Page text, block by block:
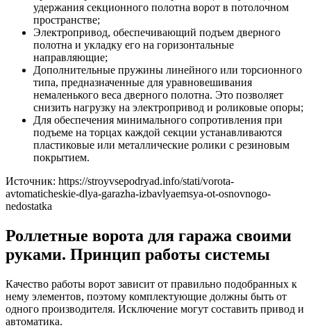
удержания секционного полотна ворот в потолочном
пространстве;
Электропривод, обеспечивающий подъем дверного
полотна и укладку его на горизонтальные
направляющие;
Дополнительные пружины линейного или торсионного
типа, предназначенные для уравновешивания
немаленького веса дверного полотна. Это позволяет
снизить нагрузку на электропривод и роликовые опоры;
Для обеспечения минимального сопротивления при
подъеме на торцах каждой секции устанавливаются
пластиковые или металлические ролики с резиновым
покрытием.
Источник: https://stroyvsepodryad.info/stati/vorota-
avtomaticheskie-dlya-garazha-izbavlyaemsya-ot-osnovnogo-
nedostatka
Роллетные ворота для гаража своими
руками. Принцип работы системы
Качество работы ворот зависит от правильно подобранных к
нему элементов, поэтому комплектующие должны быть от
одного производителя. Исключение могут составить привод и
автоматика.